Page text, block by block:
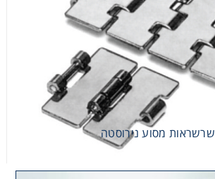
שרשראות מסוע נירוסטה